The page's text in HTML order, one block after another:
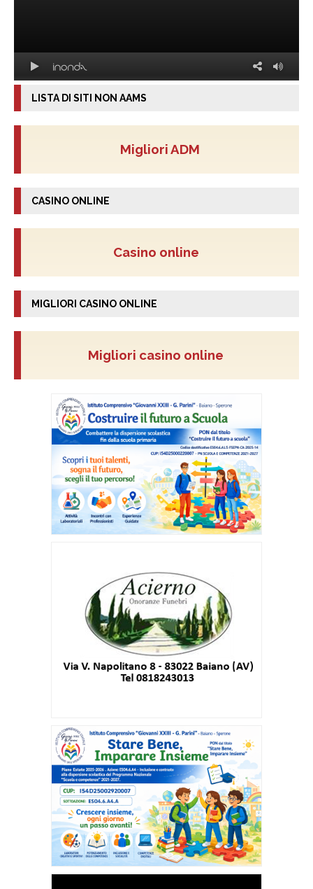
LISTA DI SITI NON AAMS
Migliori ADM
CASINO ONLINE
Casino online
MIGLIORI CASINO ONLINE
Migliori casino online